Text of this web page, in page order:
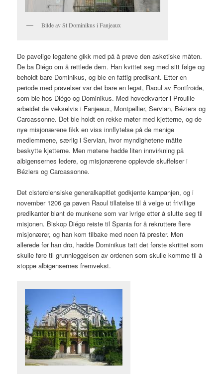
Bilde av St Dominikus i Fanjeaux
De pavelige legatene gikk med på å prøve den asketiske måten.
De ba Diégo om å rettlede dem. Han kvittet seg med sitt følge og
beholdt bare Dominikus, og ble en fattig predikant. Etter en
periode med prøvelser var det bare en legat, Raoul av Fontfroide,
som ble hos Diégo og Dominikus. Med hovedkvarter i Prouille
arbeidet de vekselvis i Fanjeaux, Montpellier, Servian, Béziers og
Carcassonne. Det ble holdt en rekke møter med kjetterne, og de
nye misjonærene fikk en viss innflytelse på de menige
medlemmene, særlig i Servian, hvor myndighetene måtte
beskytte kjetterne. Men møtene hadde liten innvirkning på
albigensernes ledere, og misjonærene opplevde skuffelser i
Béziers og Carcassonne.
Det cisterciensiske generalkapitlet godkjente kampanjen, og i
november 1206 ga paven Raoul tillatelse til å velge ut frivillige
predikanter blant de munkene som var ivrige etter å slutte seg til
misjonen. Biskop Diégo reiste til Spania for å rekruttere flere
misjonærer, og han kom tilbake med noen få prester. Men
allerede før han dro, hadde Dominikus tatt det første skrittet som
skulle føre til grunnleggelsen av ordenen som skulle komme til å
stoppe albigensernes fremvekst.